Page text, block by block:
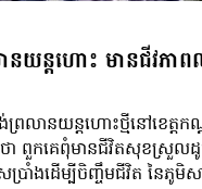
នយន្តហោះ មានជីវភ
លានយន្តហោះថ្មីនៅខេត្ត
ថា ពួកគេពុំមានជីវិតសុខស្រួ
ែប្រាំងដើម្បីចិញ្ចឹមជីវិត ន